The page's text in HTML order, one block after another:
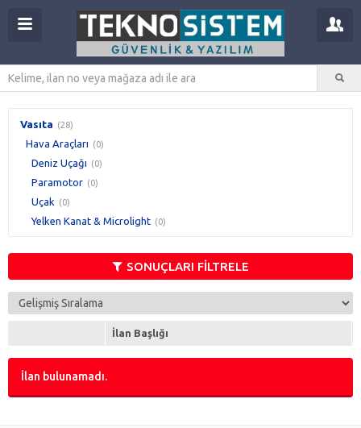
Vasıta (28)
Hava Araçları (0)
Deniz Uçağı (0)
Paramotor (0)
Uçak (0)
Yelken Kanat & Microlight (0)
SONUÇLARI FİLTRELE
İlan Başlığı
İlan bulunamadı.